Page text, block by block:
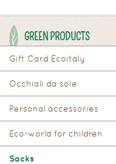
GREEN PRODUCTS
Gift Card Ecoitaly
Occhiali da sole
Personal accessories
Eco-world for children
Sacks